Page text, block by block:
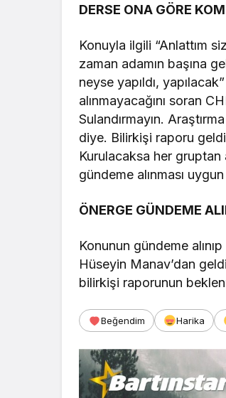
DERSE ONA GÖRE
Konuyla ilgili “Anlattım
zaman adamın başına
neyse yapıldı,
alınmayacağını soran
Sulandırmayın.
diye. Bilirkişi raporu
Kurulacaksa her
gündeme alınması
ÖNERGE GÜNDEME
Konunun gündeme
Hüseyin Manav’dan
bilirkişi raporunun
Beğendim Harika